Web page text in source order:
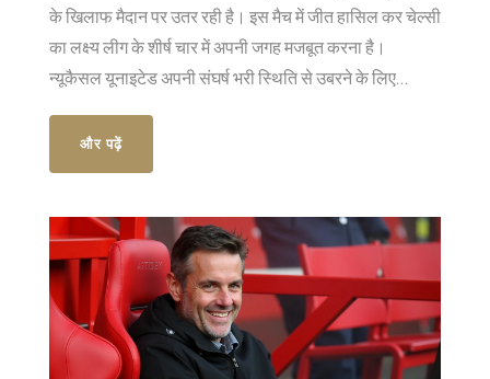
के खिलाफ मैदान पर उतर रही है। इस मैच में जीत हासिल कर चेल्सी
का लक्ष्य लीग के शीर्ष चार में अपनी जगह मजबूत करना है।
न्यूकैसल यूनाइटेड अपनी संघर्ष भरी स्थिति से उबरने के लिए
वाला है।और पढ़ें